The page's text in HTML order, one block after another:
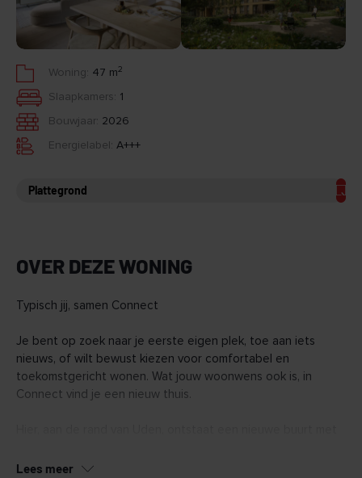
Woning: 47 m 2
Slaapkamers: 1
Bouwjaar: 2026
Energielabel: A+++
Plattegrond
OVER DEZE WONING
Typisch jij, samen Connect
Je bent op zoek naar je eerste eigen plek, toe aan iets
nieuws, of wilt bewust kiezen voor comfortabel en
toekomstgericht wonen. Wat jouw woonwens ook is, in
Connect vind je een nieuw thuis.
penthouses en een aantal grondgebonden woningen.
Lees meer